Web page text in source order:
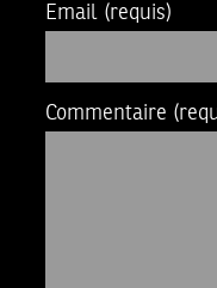
Email (requis)
Commentaire